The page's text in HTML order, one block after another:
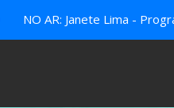
NO AR: Janete Lima -